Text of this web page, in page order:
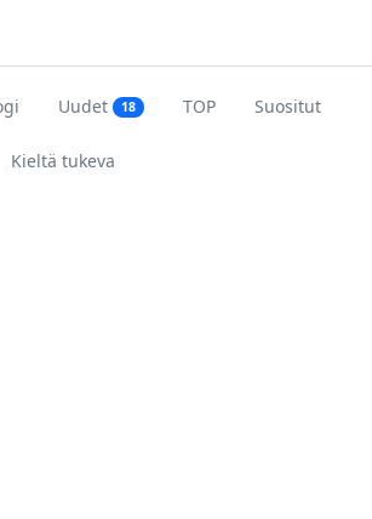
Uudet 18 TOP Suositut
Kieltä tukeva